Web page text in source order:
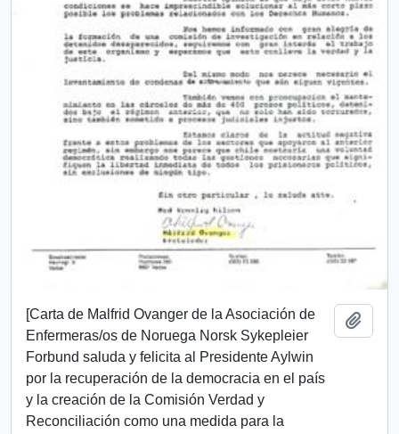
[Carta de Malfrid Ovanger de la Asociación de
Enfermeras/os de Noruega Norsk Sykepleier
Forbund saluda y felicita al Presidente Aylwin
por la recuperación de la democracia en el país
y la creación de la Comisión Verdad y
Reconciliación como una medida para la